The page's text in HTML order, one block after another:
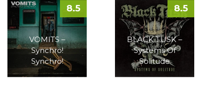
VOMITS –
Synchro!
Synchro!
8.5
BLACK TUSK –
Systems Of
Solitude
8.5